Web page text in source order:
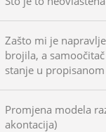
Zašto mi je
brojila, a
stanje u
Promjena modela
akontacija)